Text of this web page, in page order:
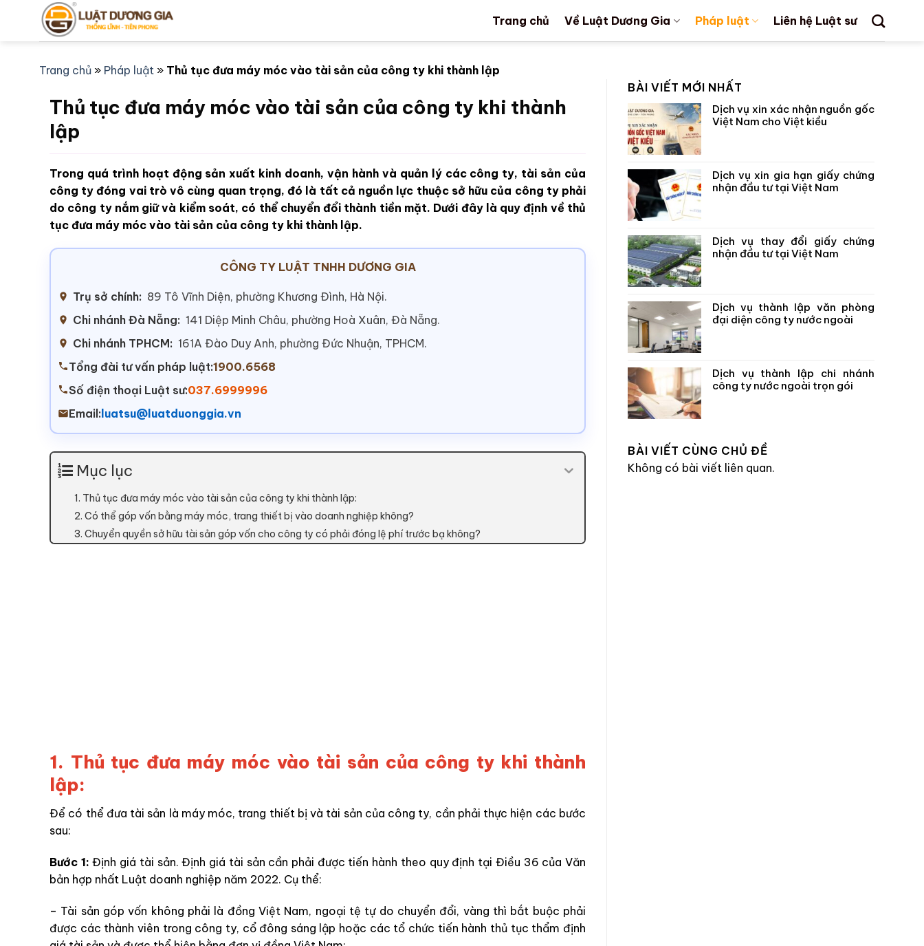
Trang chủ Về Luật Dương Gia Pháp luật Liên hệ Luật sư
Trang chủ » Pháp luật » Thủ tục đưa máy móc vào tài sản của công ty khi thành lập
Thủ tục đưa máy móc vào tài sản của công ty khi thành
lập
Trong quá trình hoạt động sản xuất kinh doanh, vận hành và quản lý các công ty, tài sản của
công ty đóng vai trò vô cùng quan trọng, đó là tất cả nguồn lực thuộc sở hữu của công ty phải
do công ty nắm giữ và kiểm soát, có thể chuyển đổi thành tiền mặt. Dưới đây là quy định về thủ
tục đưa máy móc vào tài sản của công ty khi thành lập.
CÔNG TY LUẬT TNHH DƯƠNG GIA
Trụ sở chính: 89 Tô Vĩnh Diện, phường Khương Đình, Hà Nội.
Chi nhánh Đà Nẵng: 141 Diệp Minh Châu, phường Hoà Xuân, Đà Nẵng.
Chi nhánh TPHCM: 161A Đào Duy Anh, phường Đức Nhuận, TPHCM.
Tổng đài tư vấn pháp luật:1900.6568
Số điện thoại Luật sư:037.6999996
Email: luatsu@luatduonggia.vn
Mục lục
1. Thủ tục đưa máy móc vào tài sản của công ty khi thành lập:
2. Có thể góp vốn bằng máy móc, trang thiết bị vào doanh nghiệp không?
3. Chuyển quyền sở hữu tài sản góp vốn cho công ty có phải đóng lệ phí trước bạ không?
1. Thủ tục đưa máy móc vào tài sản của công ty khi thành
lập:
Để có thể đưa tài sản là máy móc, trang thiết bị và tài sản của công ty, cần phải thực hiện các bước
sau:
Bước 1:Định giá tài sản. Định giá tài sản cần phải được tiến hành theo quy định tại Điều 36 của Văn
bản hợp nhất Luật doanh nghiệp năm 2022. Cụ thể:
– Tài sản góp vốn không phải là đồng Việt Nam, ngoại tệ tự do chuyển đổi, vàng thì bắt buộc phải
được các thành viên trong công ty, cổ đông sáng lập hoặc các tổ chức tiến hành thủ tục thẩm định
BÀI VIẾT MỚI NHẤT
Dịch vụ xin xác nhận nguồn gốc
Việt Nam cho Việt kiều
Dịch vụ xin gia hạn giấy chứng
nhận đầu tư tại Việt Nam
Dịch vụ thay đổi giấy chứng
nhận đầu tư tại Việt Nam
Dịch vụ thành lập văn phòng
đại diện công ty nước ngoài
Dịch vụ thành lập chi nhánh
công ty nước ngoài trọn gói
BÀI VIẾT CÙNG CHỦ ĐỀ
Không có bài viết liên quan.